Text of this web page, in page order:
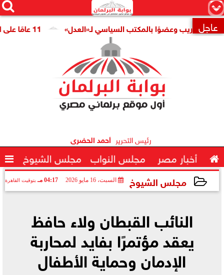
×


 عاجل 11 عامًا على افتتاح قناة السويس الجديدة.. النائبة مروة قنصوة: رؤية الدولة حولت الممر الملاحي إلى مركز اقتصادي عالمي وعضوًا بالمكتب السياسي لـ«العدل»
رئيس التحرير أحمد الحضرى
 أخبار مصر مجلس النواب مجلس الشيوخ 
مجلس الشيوخ السبت، 16 مايو 2026 04:17 مـ بتوقيت القاهرة
النائب القبطان ولاء حافظ
يعقد مؤتمرًا بفايد لمحاربة
الإدمان وحماية الأطفال